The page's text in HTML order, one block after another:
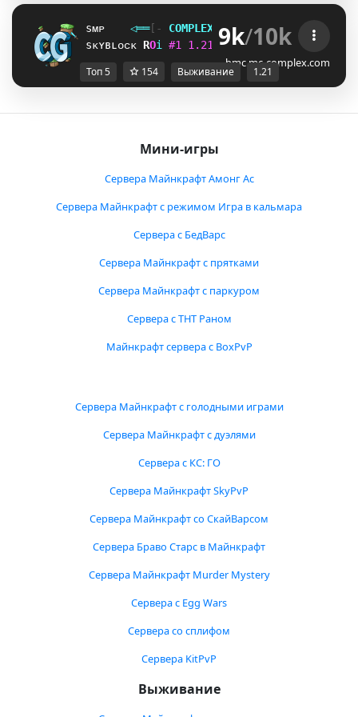
sᴍᴘ ◁══[‐ COMPL EX G A ING ‐]
sᴋʏʙʟᴏᴄᴋ \Ei #1 1 . 21 ᴠᴀ ɴɪʟ ᴀ ɴᴇᴛᴡ ᴋ
9k/10k
bmc.mc-complex.com
Топ 5 154 Выживание 1.21
Мини-игры
Сервера Майнкрафт Амонг Ас
Сервера Майнкрафт с режимом Игра в кальмара
Сервера с БедВарс
Сервера Майнкрафт с прятками
Сервера Майнкрафт с паркуром
Сервера с ТНТ Раном
Майнкрафт сервера с BoxPvP
Сервера Майнкрафт с голодными играми
Сервера Майнкрафт с дуэлями
Сервера с КС: ГО
Сервера Майнкрафт SkyPvP
Сервера Майнкрафт со СкайВарсом
Сервера Браво Старс в Майнкрафт
Сервера Майнкрафт Murder Mystery
Сервера с Egg Wars
Сервера со сплифом
Сервера KitPvP
Выживание